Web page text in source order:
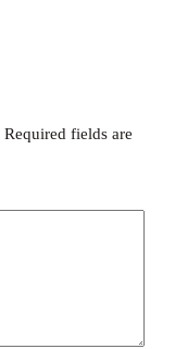
Required fields are